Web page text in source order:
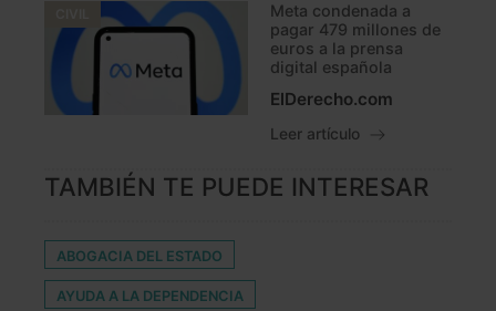
Meta condenada a
pagar 479 millones de
euros a la prensa
digital española
ElDerecho.com
Leer artículo
TAMBIÉN TE PUEDE INTERESAR
ABOGACIA DEL ESTADO
AYUDA A LA DEPENDENCIA